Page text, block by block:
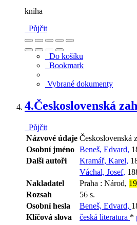
kniha
Půjčit
Do košíku
Bookmark
Vybrané dokumenty
4.Československá
Půjčit
Názvové údaje Československá
Osobní jméno Beneš, Edvard,
Další autoři
Kramář, Karel,
Váchal, Josef,
Nakladatel
Praha : Národ,
Rozsah
56 s.
Osobní hesla
Beneš, Edvard,
Klíčová slova
česká literatura *